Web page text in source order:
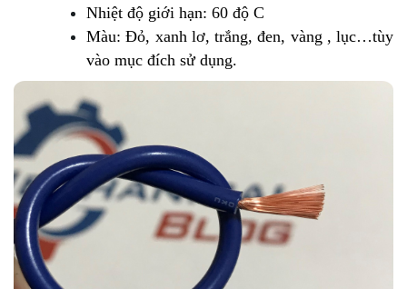
Nhiệt độ giới hạn: 60 độ C
Màu: Đỏ, xanh lơ, trắng, đen, vàng , lục…tùy
vào mục đích sử dụng.